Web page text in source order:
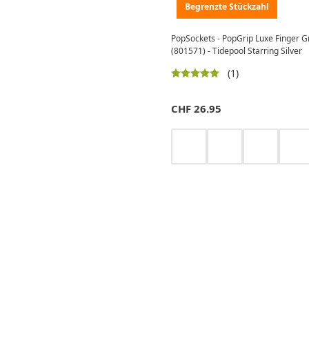
Begrenzte Stückzahl
PopSockets - PopGrip Luxe Finger
(801571) - Tidepool Starring Silver
(1)
CHF 26.95